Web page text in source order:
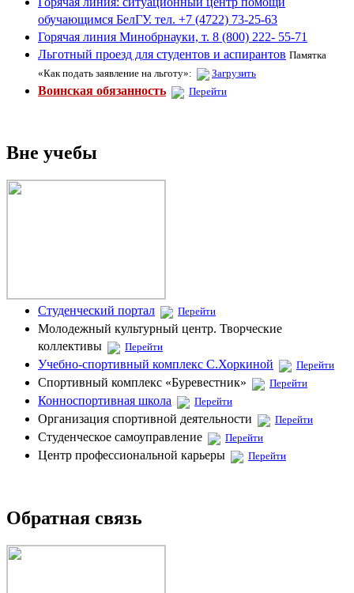
обучающимся БелГУ. тел. +7 (4722) 73-25-63
Горячая линия Минобрнауки, т. 8 (800) 222- 55-71
Льготный проезд для студентов и аспирантов Памятка
«Как подать заявление на льготу»:
Загрузить
Воинская обязанность Перейти
Вне учебы
Студенческий портал Перейти
Молодежный культурный центр. Творческие
коллективы
Перейти
Учебно-спортивный комплекс С.Хоркиной Перейти
Спортивный комплекс «Буревестник» Перейти
Конноспортивная школа Перейти
Организация спортивной деятельности Перейти
Студенческое самоуправление Перейти
Центр профессиональной карьеры Перейти
Обратная связь